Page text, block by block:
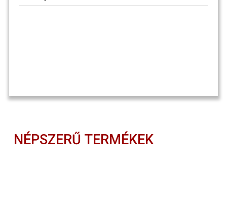
NÉPSZERŰ TERMÉKEK